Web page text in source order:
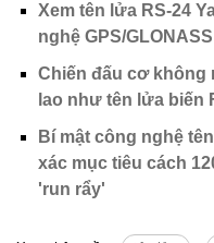
Xem tên lửa RS-24
nghệ GPS/
Chiến đấu cơ không
lao như tên lửa biến
Bí mật công nghệ
xác mục tiêu cách
'run rẩy'